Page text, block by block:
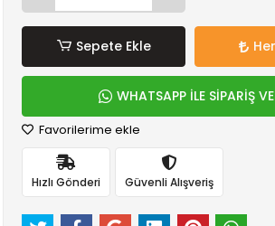
Sepete Ekle
WHATSAPP İLE SİPARİŞ
Favorilerime ekle
Hızlı Gönderi Güvenli Alışveriş